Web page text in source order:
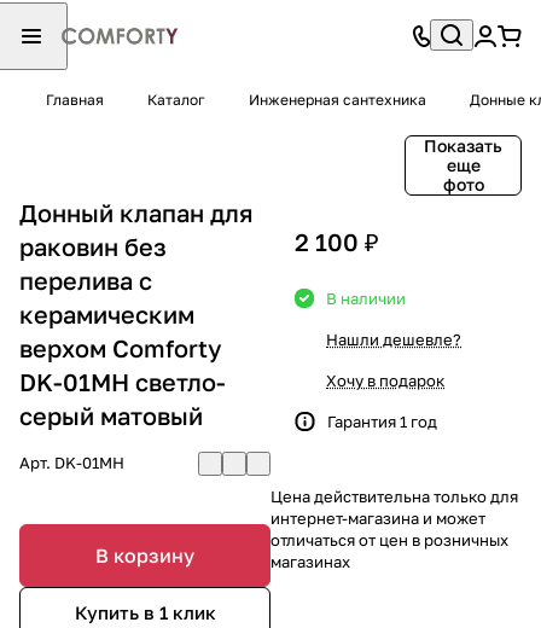
Главная Каталог Инженерная сантехника Донные
Показать
еще
фото
Донный клапан для
раковин без
перелива с
керамическим
верхом Comforty
DK-01MH светло-
серый матовый
Арт. DK-01MH
В корзину
Купить в 1 клик
2 100 ₽
В наличии
Нашли дешевле?
Хочу в подарок
Гарантия 1 год
Цена действительна только для
интернет-магазина и может
отличаться от цен в розничных
магазинах